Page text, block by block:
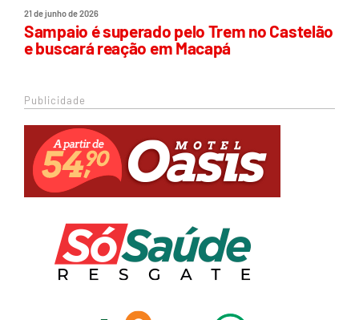
21 de junho de 2026
Sampaio é superado pelo Trem no Castelão
e buscará reação em Macapá
Publicidade